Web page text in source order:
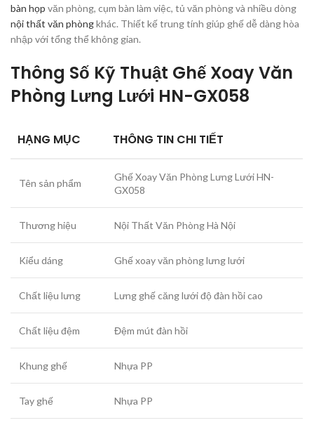
bàn họp văn phòng, cụm bàn làm việc, tủ văn phòng và nhiều dòng
nội thất văn phòngkhác. Thiết kế trung tính giúp ghế dễ dàng hòa
nhập với tổng thể không gian.
Thông Số Kỹ Thuật Ghế Xoay Văn
Phòng Lưng Lưới HN-GX058
HẠNG MỤC THÔNG TIN CHI TIẾT
Tên sản phẩm
Ghế Xoay Văn Phòng Lưng Lưới HN-
GX058
Thương hiệu Nội Thất Văn Phòng Hà Nội
Kiểu dáng Ghế xoay văn phòng lưng lưới
Chất liệu lưng Lưng ghế căng lưới độ đàn hồi cao
Chất liệu đệm Đệm mút đàn hồi
Khung ghế Nhựa PP
Tay ghế Nhựa PP